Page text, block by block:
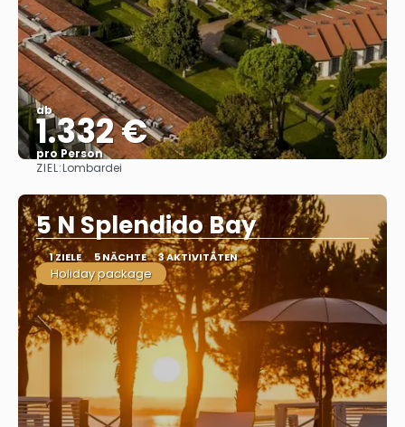
ab
1.332 €
pro Person
ZIEL:Lombardei
5 N Splendido Bay
1 ZIELE 5 NÄCHTE 3 AKTIVITÄTEN
Holiday package